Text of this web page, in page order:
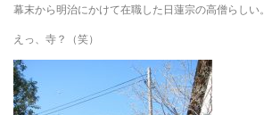
幕末から明治にかけて在職した日蓮宗の高僧らしい。
えっ、寺？（笑）